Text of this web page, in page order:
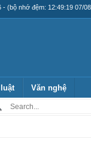
- (bộ nhớ đệm: 12:49:19 07/
Văn nghệ